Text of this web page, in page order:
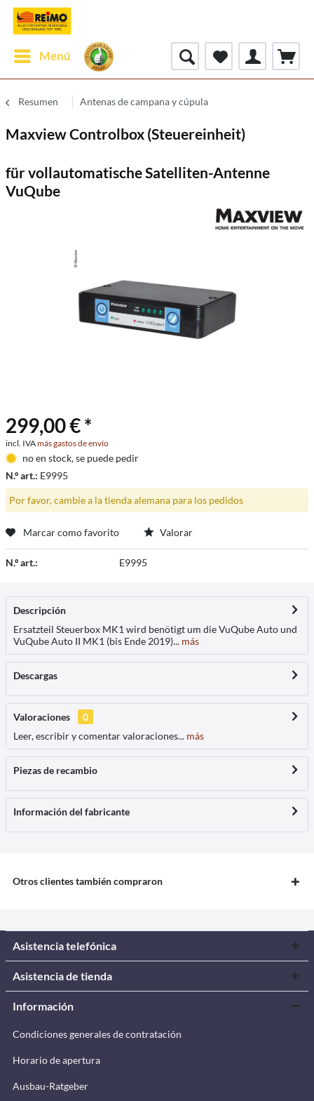
Menú
Resumen Antenas de campana y cúpula
Maxview Controlbox (Steuereinheit)
für vollautomatische Satelliten-Antenne
VuQube
299,00 € *
incl. IVAmás gastos de envío
no en stock, se puede pedir
N.º art.: E9995
Por favor, cambie a la tienda alemana para los pedidos
Marcar como favorito Valorar
N.º art.: E9995
Descripción
Ersatzteil Steuerbox MK1 wird benötigt um die VuQube Auto und
VuQube Auto II MK1 (bis Ende 2019)... más
Descargas
Valoraciones
0
Leer, escribir y comentar valoraciones... más
Piezas de recambio
Información del fabricante
Otros clientes también compraron
Asistencia telefónica
Asistencia de tienda
Información
Condiciones generales de contratación
Horario de apertura
Ausbau-Ratgeber